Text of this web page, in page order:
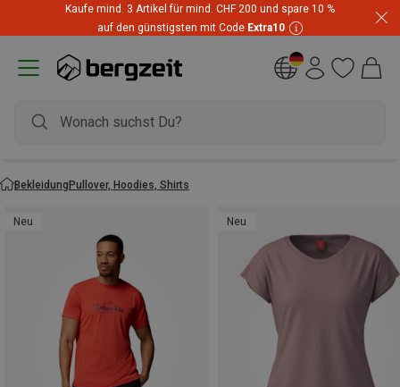
Highlights zum unschlagbaren Preis! Bis zu -60 % im
Summer Sale
BekleidungPullover, Hoodies, Shirts
Neu Neu